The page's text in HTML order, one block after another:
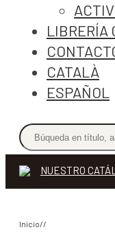
LIBRERÍA
CATALÀ
ESPAÑOL
NUESTRO
Inicio//